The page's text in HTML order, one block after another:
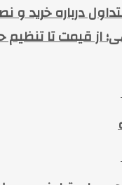
درباره خرید و
از قیمت تا